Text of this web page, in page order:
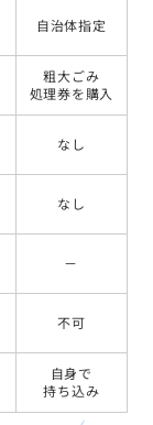
自治体指定
粗大ごみ
処理券を購入
なし
なし
－
不可
自身で
持ち込み